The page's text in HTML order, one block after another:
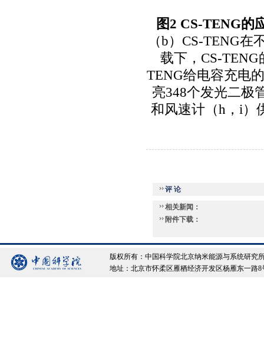
图 2 CS-TENG的
（b） CS-TENG在
载下， CS-TENG
TENG给电容充电
亮348个发光二极
和风速计（h， i）
评 论
相关新闻：
附件下载：
版权所有：中国科学院北京纳米能源与系统研究
地址：北京市怀柔区雁栖经济开发区杨雁东一路8